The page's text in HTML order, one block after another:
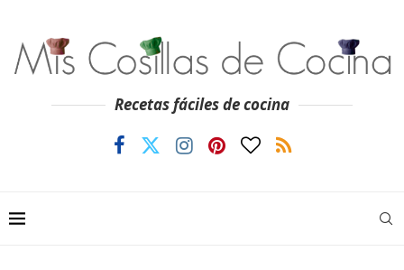
Recetas fáciles de cocina